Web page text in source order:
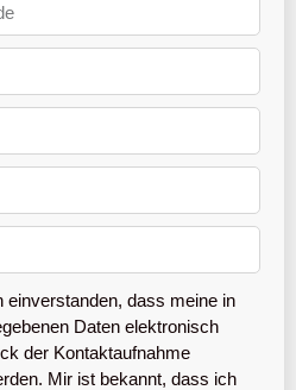
einverstanden, dass meine in
Daten elektronisch
der Kontaktaufnahme
Mir ist bekannt, dass ich